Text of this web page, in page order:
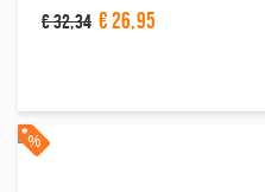
€32,34 €26,95
%